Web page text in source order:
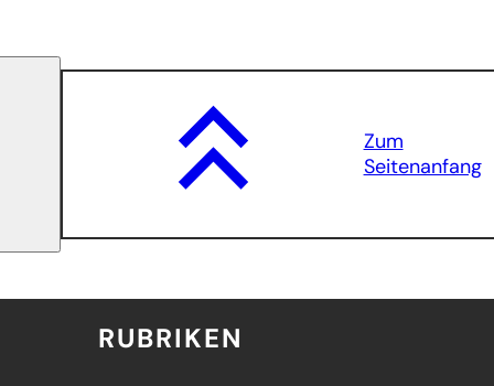
Zum
Seitenanfang
RUBRIKEN